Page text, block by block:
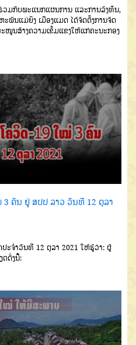
ວມກັບພະແນກແຜນການ ແລະການລົງທຶນ,
ພັນແມ່ຍິງ ເມືອງແມດ ໄດ້ຈັດຕັ້ງການຈັດ
ນສ້າງຄວາມເຂັ້ມແຂງໃຫ້ແກ່ຄະນະກອງ
ຄົນ ຢູ່ ສປປ ລາວ ວັນທີ 12 ຕຸລາ
ປະຈຳວັນທີ 12 ຕຸລາ 2021 ໃຫ້ຮູ້ວ່າ: ຜູ້
ດດັ່ງນີ້: